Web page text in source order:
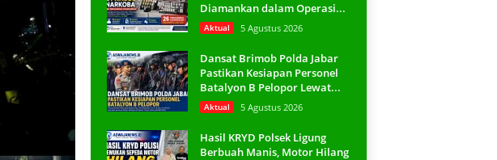
Diamankan dalam Operasi...
Aktual 5 Agustus 2026
Dansat Brimob Polda Jabar
Pastikan Kesiapan Personel
Batalyon B Pelopor Lewat...
Aktual 5 Agustus 2026
Hasil KRYD Polsek Ligung
Berbuah Manis, Motor Hilang